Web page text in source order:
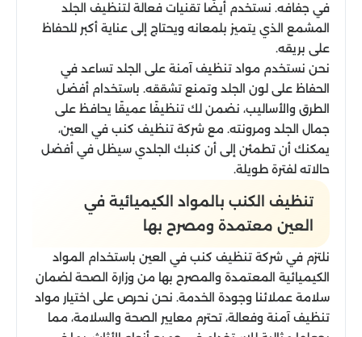
في جفافه. نستخدم أيضًا تقنيات فعالة لتنظيف الجلد
المشمع الذي يتميز بلمعانه ويحتاج إلى عناية أكبر للحفاظ
على بريقه.
نحن نستخدم مواد تنظيف آمنة على الجلد تساعد في
الحفاظ على لون الجلد وتمنع تشققه. باستخدام أفضل
الطرق والأساليب، نضمن لك تنظيفًا عميقًا يحافظ على
جمال الجلد ومرونته. مع شركة تنظيف كنب في العين،
يمكنك أن تطمئن إلى أن كنبك الجلدي سيظل في أفضل
حالاته لفترة طويلة.
تنظيف الكنب بالمواد الكيميائية في
العين معتمدة ومصرح بها
نلتزم في شركة تنظيف كنب في العين باستخدام المواد
الكيميائية المعتمدة والمصرح بها من وزارة الصحة لضمان
سلامة عملائنا وجودة الخدمة. نحن نحرص على اختيار مواد
تنظيف آمنة وفعالة، تحترم معايير الصحة والسلامة، مما